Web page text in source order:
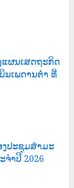
ຜນເສດຖະກິດ
ນເພດານຕ່ຳ ທີ່
ງປະຊຸມສຳມະ
ຈຳປີ 2026